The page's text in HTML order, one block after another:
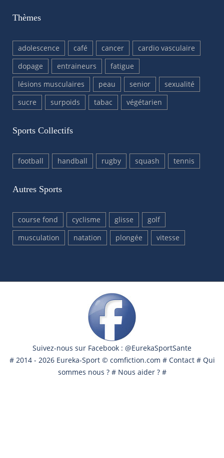
Thèmes
adolescence café cancer
cardio vasculaire
dopage
entraineurs
fatigue
lésions musculaires
peau senior
sexualité
sucre
surpoids tabac végétarien
Sports Collectifs
football handball rugby squash tennis
Autres Sports
course fond cyclisme glisse
golf
musculation
natation plongée vitesse
Suivez-nous sur Facebook : @EurekaSportSante
# 2014 - 2026 Eureka-Sport © comfiction.com # Contact# Qui
sommes nous ?# Nous aider ?#